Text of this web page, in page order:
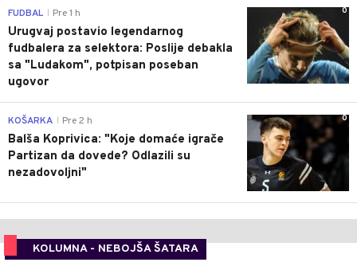
0
FUDBAL Pre 1 h
Urugvaj postavio legendarnog
fudbalera za selektora: Poslije debakla
sa "Ludakom", potpisan poseban
ugovor
0
KOŠARKA Pre 2 h
Balša Koprivica: "Koje domaće igrače
Partizan da dovede? Odlazili su
nezadovoljni"
KOLUMNA - NEBOJŠA ŠATARA